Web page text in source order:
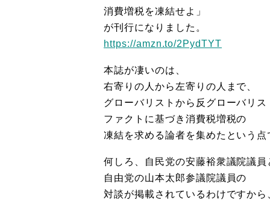
消費増税を凍結せよ」
が刊行になりました。
https://amzn.to/2PydTYT
本誌が凄いのは、
右寄りの人から左寄りの人まで、
グローバリストから反グローバリス
ファクトに基づき消費税増税の
凍結を求める論者を集めたという点
何しろ、自民党の安藤裕衆議院議員
自由党の山本太郎参議院議員の
対談が掲載されているわけですから